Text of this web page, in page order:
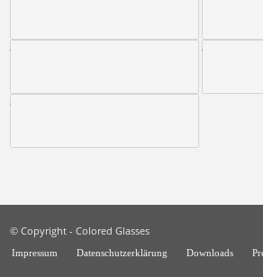
© Copyright - Colored Glasses
Impressum Datenschutzerklärung Downloads